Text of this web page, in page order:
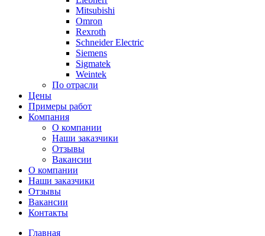
Mitsubishi
Omron
Rexroth
Schneider Electric
Siemens
Sigmatek
Weintek
По отрасли
Цены
Примеры работ
Компания
О компании
Наши заказчики
Отзывы
Вакансии
О компании
Наши заказчики
Отзывы
Вакансии
Контакты
Главная